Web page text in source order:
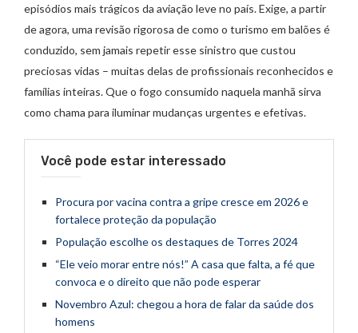
episódios mais trágicos da aviação leve no país. Exige, a partir
de agora, uma revisão rigorosa de como o turismo em balões é
conduzido, sem jamais repetir esse sinistro que custou
preciosas vidas – muitas delas de profissionais reconhecidos e
famílias inteiras. Que o fogo consumido naquela manhã sirva
como chama para iluminar mudanças urgentes e efetivas.
Você pode estar interessado
Procura por vacina contra a gripe cresce em 2026 e
fortalece proteção da população
População escolhe os destaques de Torres 2024
“Ele veio morar entre nós!” A casa que falta, a fé que
convoca e o direito que não pode esperar
Novembro Azul: chegou a hora de falar da saúde dos
homens